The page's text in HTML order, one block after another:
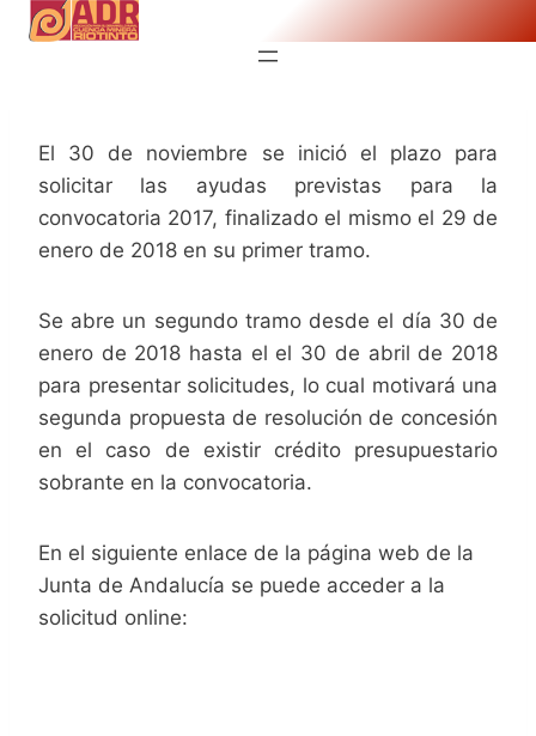
Saltar
El 30 de noviembre se inició el plazo para
solicitar las ayudas previstas para la
convocatoria 2017, finalizado el mismo el 29 de
enero de 2018 en su primer tramo.
Se abre un segundo tramo desde el día 30 de
enero de 2018 hasta el el 30 de abril de 2018
para presentar solicitudes, lo cual motivará una
segunda propuesta de resolución de concesión
en el caso de existir crédito presupuestario
sobrante en la convocatoria.
En el siguiente enlace de la página web de la
Junta de Andalucía se puede acceder a la
solicitud online: